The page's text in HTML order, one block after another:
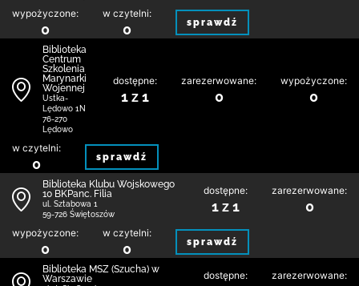
wypożyczone:
0
w czytelni:
0 sprawdź
Biblioteka
Centrum
Szkolenia
Marynarki
Wojennej
Ustka-
Lędowo 1N
76-270
Lędowo
dostępne:
1 z 1
zarezerwowane:
0
wypożyczone:
0
w czytelni:
0 sprawdź
Biblioteka Klubu Wojskowego
10 BKPanc. Filia
ul. Sztabowa 1
59-726 Świętoszów
dostępne:
1 z 1
zarezerwowane:
0
wypożyczone:
0
w czytelni:
0 sprawdź
Biblioteka MSZ (Szucha) w
Warszawie
dostępne: zarezerwowane: